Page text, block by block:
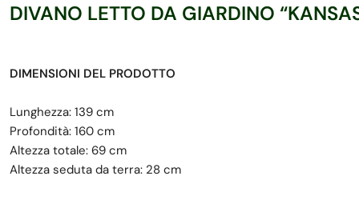
DIVANO LETTO DA GIARDINO
DIMENSIONI DEL PRODOTTO
Lunghezza: 139 cm
Profondità: 160 cm
Altezza totale: 69 cm
Altezza seduta da terra: 28 cm